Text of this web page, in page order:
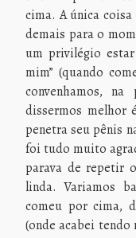
cima. A única
demais para o
um privilégio
mim” (quando
convenhamos,
dissermos melhor
penetra seu pênis
foi tudo muito
parava de repetir
linda. Variamos
comeu por cima,
(onde acabei